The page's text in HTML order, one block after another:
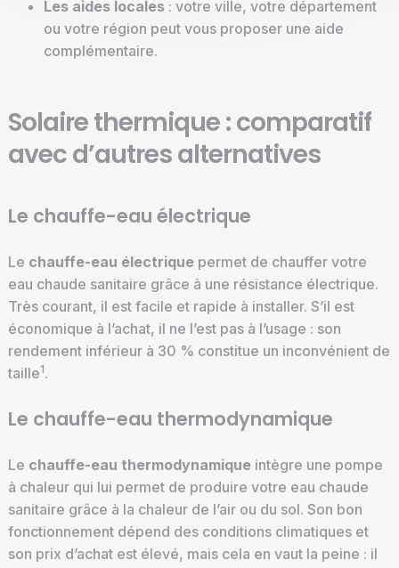
Les aides locales: votre ville, votre département
ou votre région peut vous proposer une aide
complémentaire.
Solaire thermique : comparatif
avec d’autres alternatives
Le chauffe-eau électrique
Le chauffe-eau électriquepermet de chauffer votre
eau chaude sanitaire grâce à une résistance électrique.
Très courant, il est facile et rapide à installer. S’il est
économique à l’achat, il ne l’est pas à l’usage : son
rendement inférieur à 30 % constitue un inconvénient de
taille1.
Le chauffe-eau thermodynamique
Le chauffe-eau thermodynamiqueintègre une pompe
à chaleur qui lui permet de produire votre eau chaude
sanitaire grâce à la chaleur de l’air ou du sol. Son bon
fonctionnement dépend des conditions climatiques et
son prix d’achat est élevé, mais cela en vaut la peine : il